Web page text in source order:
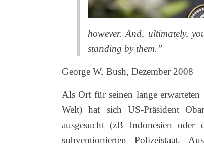
however. And, ultimately,
standing by them.”
George W. Bush, Dezember 2008
Als Ort für seinen lange erwarteten
Welt) hat sich US-Präsident
ausgesucht (zB Indonesien
subventionierten Polizeistaat.